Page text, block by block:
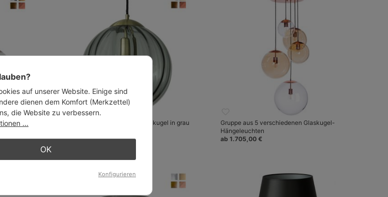
Ø
Hängeleuchte mit gewellter Glaskugel in grau
ab 353,00 €
Gruppe aus 5 verschiedenen Glaskugel-
Hängeleuchten
ab 1.705,00 €
auf unserer Website. Einige sind
dienen dem Komfort (Merkzettel)
die Website zu verbessern.
...
OK
Konfigurieren